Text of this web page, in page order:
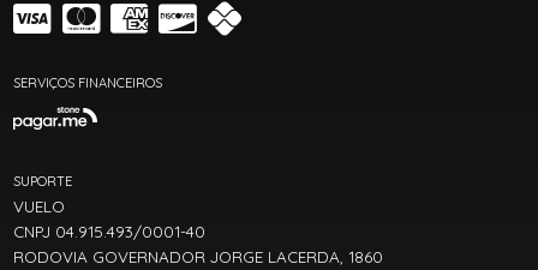
SERVIÇOS FINANCEIROS
SUPORTE
VUELO
CNPJ 04.915.493/0001-40
RODOVIA GOVERNADOR JORGE LACERDA, 1860